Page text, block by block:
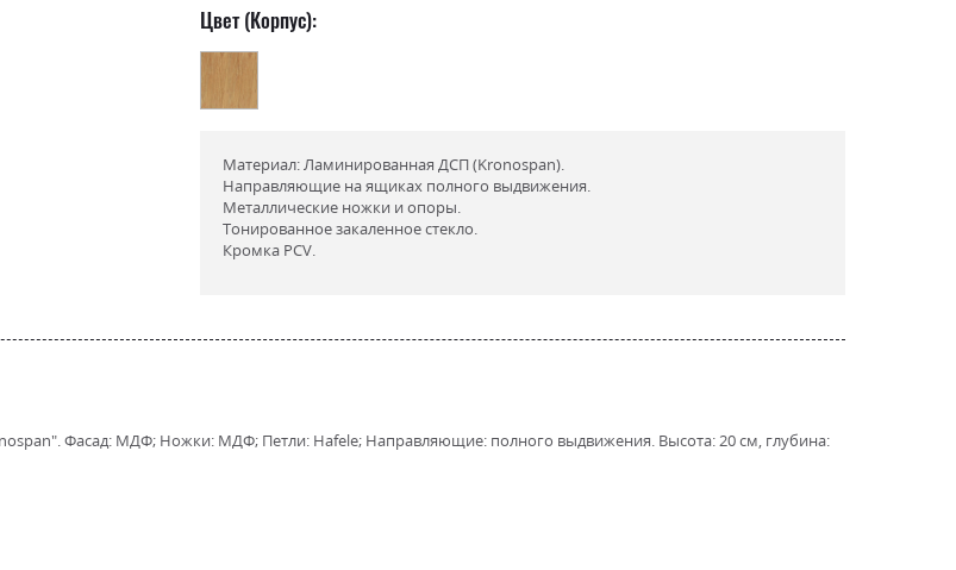
Цвет (Корпус):
Материал: Ламинированная ДСП (Kronospan).
Направляющие на ящиках полного выдвижения.
Металлические ножки и опоры.
Тонированное закаленное стекло.
Кромка PCV.
Фасад: МДФ; Ножки: МДФ; Петли: Hafele; Направляющие: полного выдвижения. Высота: 20 см, глубина: